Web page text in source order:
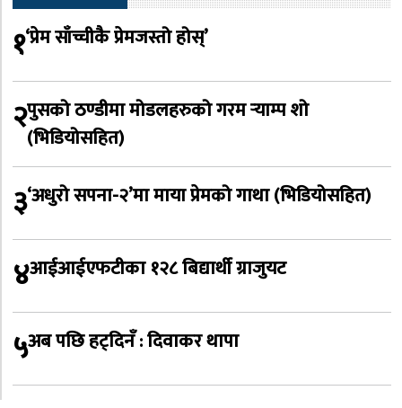
१‘प्रेम साँच्चीकै प्रेमजस्तो होस्’
२पुसको ठण्डीमा मोडलहरुको गरम र्‍याम्प शो
(भिडियोसहित)
३‘अधुरो सपना-२’मा माया प्रेमको गाथा (भिडियोसहित)
४आईआईएफटीका १२८ बिद्यार्थी ग्राजुयट
५अब पछि हट्दिनँ : दिवाकर थापा